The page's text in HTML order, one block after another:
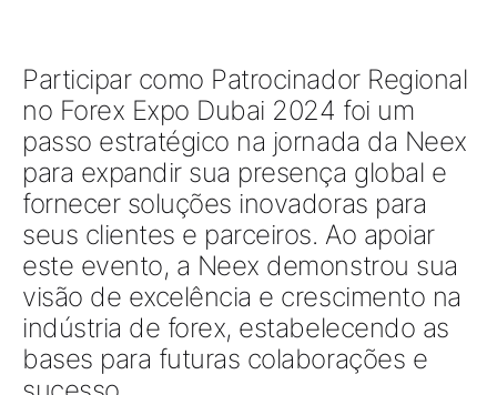
Participar como Patrocinador Regional
no Forex Expo Dubai 2024 foi um
passo estratégico na jornada da Neex
para expandir sua presença global e
fornecer soluções inovadoras para
seus clientes e parceiros. Ao apoiar
este evento, a Neex demonstrou sua
visão de excelência e crescimento na
indústria de forex, estabelecendo as
bases para futuras colaborações e